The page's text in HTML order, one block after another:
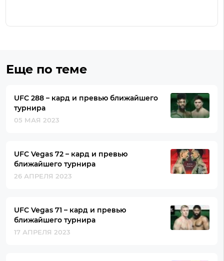
Еще по теме
UFC 288 – кард и превью ближайшего
турнира
05 МАЯ 2023
UFC Vegas 72 – кард и превью
ближайшего турнира
26 АПРЕЛЯ 2023
UFC Vegas 71 – кард и превью
ближайшего турнира
17 АПРЕЛЯ 2023